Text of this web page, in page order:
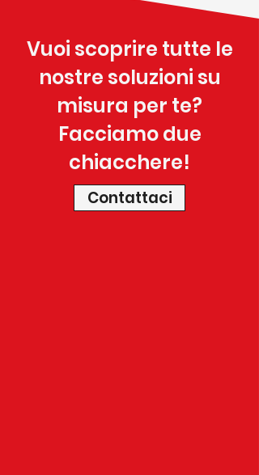
Vuoi scoprire tutte le
nostre soluzioni su
misura per te?
Facciamo due
chiacchere!
Contattaci